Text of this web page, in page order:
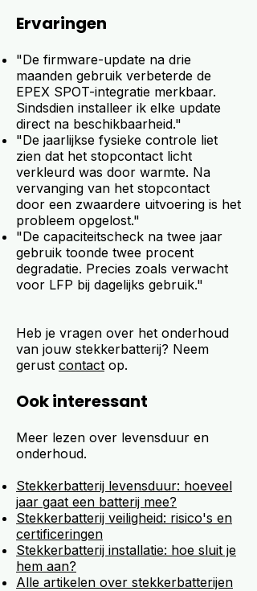
Ervaringen
"De firmware-update na drie
maanden gebruik verbeterde de
EPEX SPOT-integratie merkbaar.
Sindsdien installeer ik elke update
direct na beschikbaarheid."
"De jaarlijkse fysieke controle liet
zien dat het stopcontact licht
verkleurd was door warmte. Na
vervanging van het stopcontact
door een zwaardere uitvoering is het
probleem opgelost."
"De capaciteitscheck na twee jaar
gebruik toonde twee procent
degradatie. Precies zoals verwacht
voor LFP bij dagelijks gebruik."
Heb je vragen over het onderhoud
van jouw stekkerbatterij? Neem
gerust contact op.
Ook interessant
Meer lezen over levensduur en
onderhoud.
Stekkerbatterij levensduur: hoeveel
jaar gaat een batterij mee?
Stekkerbatterij veiligheid: risico's en
certificeringen
Stekkerbatterij installatie: hoe sluit je
hem aan?
Alle artikelen over stekkerbatterijen